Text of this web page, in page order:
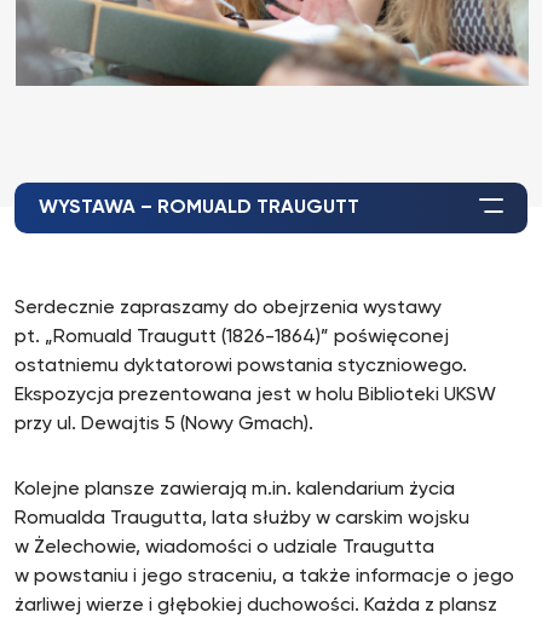
WYSTAWA – ROMUALD TRAUGUTT
Serdecznie zapraszamy do obejrzenia wystawy
pt. „Romuald Traugutt (1826-1864)” poświęconej
ostatniemu dyktatorowi powstania styczniowego.
Ekspozycja prezentowana jest w holu Biblioteki UKSW
przy ul. Dewajtis 5 (Nowy Gmach).
Kolejne plansze zawierają m.in. kalendarium życia
Romualda Traugutta, lata służby w carskim wojsku
w Żelechowie, wiadomości o udziale Traugutta
w powstaniu i jego straceniu, a także informacje o jego
żarliwej wierze i głębokiej duchowości. Każda z plansz